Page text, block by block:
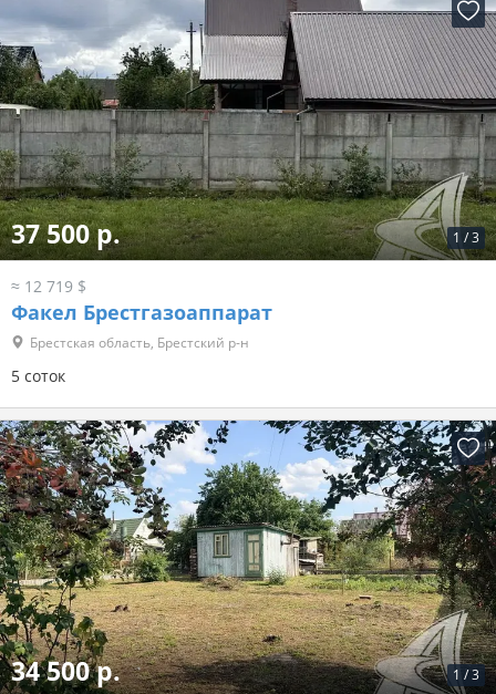
1 /3
37 500 р.
≈ 12 719 $
Факел Брестгазоаппарат
Брестская область, Брестский р-н
5 соток
1 /3
34 500 р.